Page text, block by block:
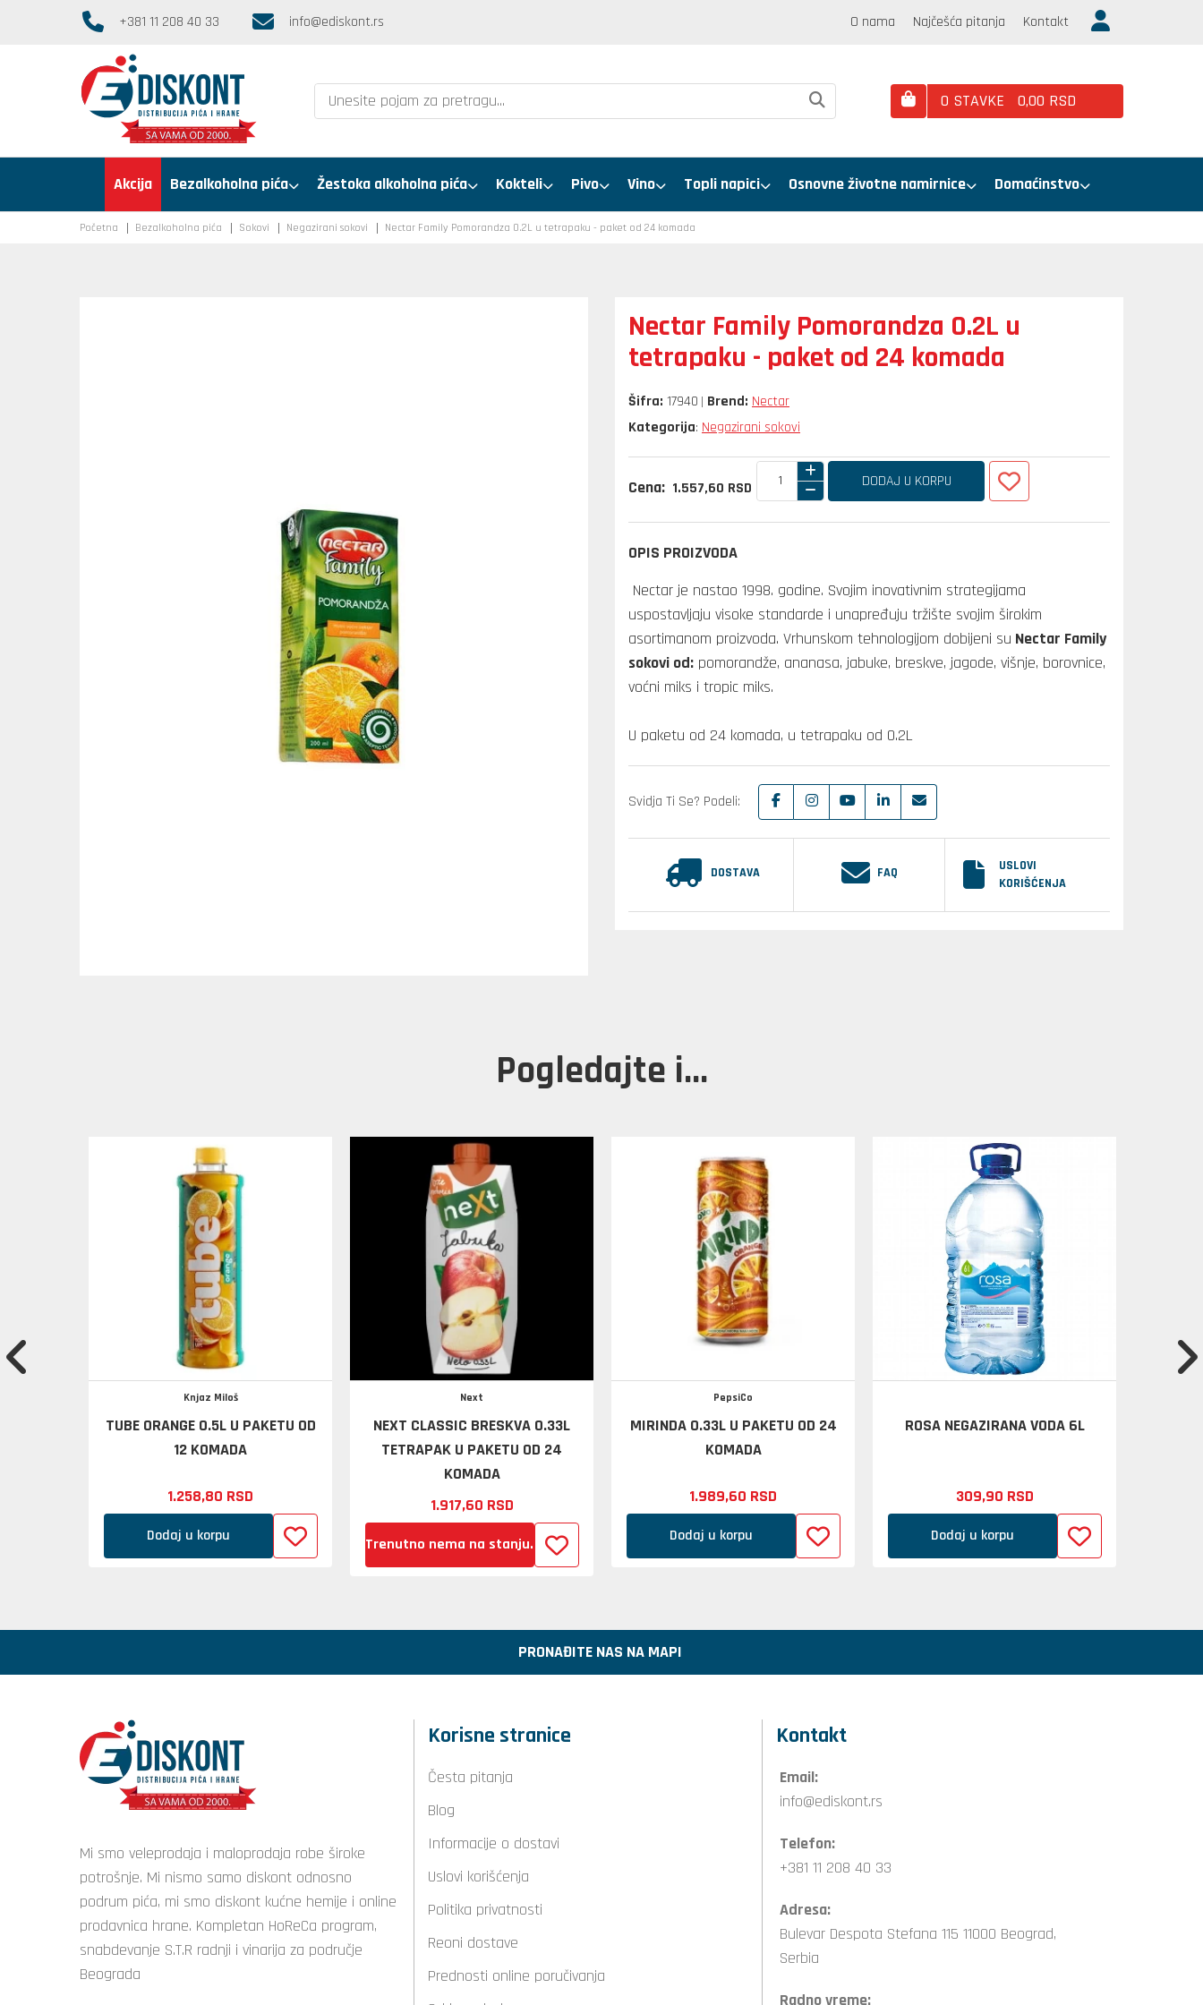
+381 11 208 40 33 info@ediskont.rs O nama Najčešća pitanja Kontakt
0 STAVKE 0,00 RSD
Akcija Bezalkoholna pića Žestoka alkoholna pića Kokteli Pivo Vino Topli napici Osnovne životne namirnice Domaćinstvo
Početna Bezalkoholna pića Sokovi Negazirani sokovi Nectar Family Pomorandza 0.2L u tetrapaku - paket od 24 komada
Nectar Family Pomorandza 0.2L u
tetrapaku - paket od 24 komada
Šifra: 17940 Brend: Nectar
Kategorija: Negazirani sokovi
Cena: 1.557,60 RSD DODAJ U KORPU
OPIS PROIZVODA
Nectar je nastao 1998. godine. Svojim inovativnim strategijama
uspostavljaju visoke standarde i unapređuju tržište svojim širokim
asortimanom proizvoda. Vrhunskom tehnologijom dobijeni su Nectar Family
sokovi od: pomorandže, ananasa, jabuke, breskve, jagode, višnje, borovnice,
voćni miks i tropic miks.
U paketu od 24 komada, u tetrapaku od 0.2L
Svidja Ti Se? Podeli:
DOSTAVA FAQ
USLOVI
KORIŠĆENJA
Pogledajte i...
Knjaz Miloš
TUBE ORANGE 0.5L U PAKETU OD
12 KOMADA
1.258,80 RSD
Dodaj u korpu
Next
NEXT CLASSIC BRESKVA 0.33L
TETRAPAK U PAKETU OD 24
KOMADA
1.917,60 RSD
Trenutno nema na stanju.
PepsiCo
MIRINDA 0.33L U PAKETU OD 24
KOMADA
1.989,60 RSD
Dodaj u korpu
ROSA NEGAZIRANA VODA 6L
309,90 RSD
Dodaj u korpu
PRONAĐITE NAS NA MAPI
Mi smo veleprodaja i maloprodaja robe široke
potrošnje. Mi nismo samo diskont odnosno
podrum pića, mi smo diskont kućne hemije i online
prodavnica hrane. Kompletan HoReCa program,
snabdevanje S.T.R radnji i vinarija za područje
Beograda
Korisne stranice
Česta pitanja
Blog
Informacije o dostavi
Uslovi korišćenja
Politika privatnosti
Reoni dostave
Prednosti online poručivanja
Kontakt
Email:
info@ediskont.rs
Telefon:
+381 11 208 40 33
Adresa:
Bulevar Despota Stefana 115 11000 Beograd,
Serbia
Radno vreme: